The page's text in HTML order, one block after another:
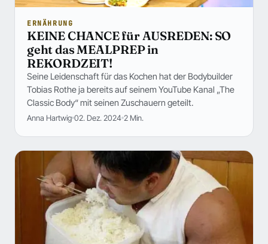
ERNÄHRUNG
KEINE CHANCE für AUSREDEN: SO
geht das MEALPREP in
REKORDZEIT!
Seine Leidenschaft für das Kochen hat der Bodybuilder
Tobias Rothe ja bereits auf seinem YouTube Kanal „The
Classic Body“ mit seinen Zuschauern geteilt.
Anna Hartwig 02. Dez. 2024 2 Min.